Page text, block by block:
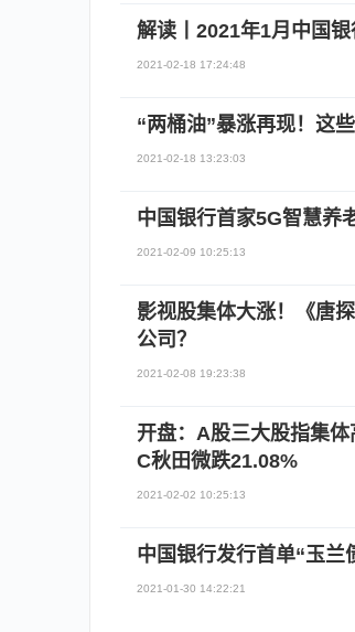
解读丨2021年1月中国
2021-02-18 17:24:48
“两桶油”暴涨再现！这
2021-02-18 13:23:03
中国银行首家5G智慧养
2021-02-09 10:25:13
影视股集体大涨！《唐
公司？
2021-02-08 19:23:38
开盘：A股三大股指集体
C秋田微跌21.08%
2021-02-02 10:25:13
中国银行发行首单“玉兰
2021-01-30 14:22:21